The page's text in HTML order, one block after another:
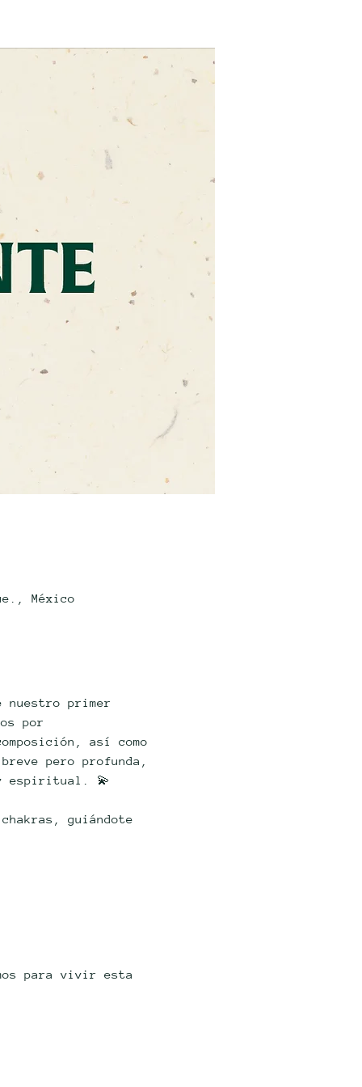
México
nuestro primer
por
así como
pero profunda,
espiritual. 💫
guiándote
para vivir esta